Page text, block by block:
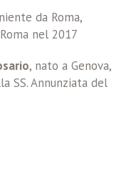
da Roma,
nel 2017
, nato a Genova,
SS. Annunziata del